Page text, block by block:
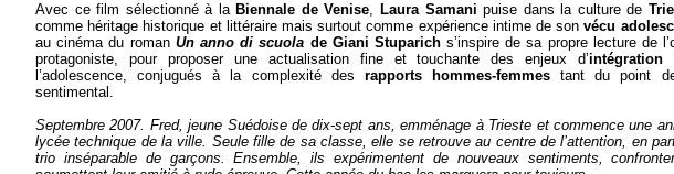
Avec ce film sélectionné à la Biennale de Venise, Laura Samani puise dans la culture de
comme héritage historique et littéraire mais surtout comme expérience intime de sonvécu
au cinéma du roman Un anno di scuola de Giani Stuparichs’inspire de sa propre lecture de
protagoniste, pour proposer une actualisation fine et touchante des enjeux d’intégration
l’adolescence, conjugués à la complexité des rapports hommes-femmes tant du point
sentimental.
Septembre 2007. Fred, jeune Suédoise de dix-sept ans, emménage à Trieste et commence une
lycée technique de la ville. Seule fille de sa classe, elle se retrouve au centre de l’attention, en
trio inséparable de garçons. Ensemble, ils expérimentent de nouveaux sentiments,